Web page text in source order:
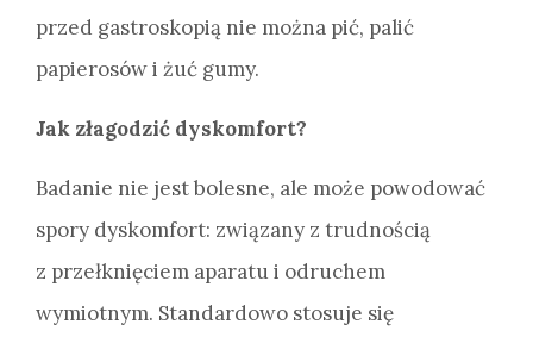
przed gastroskopią nie można pić, palić
papierosów i żuć gumy.
Jak złagodzić dyskomfort?
Badanie nie jest bolesne, ale może powodować
spory dyskomfort: związany z trudnością
z przełknięciem aparatu i odruchem
wymiotnym. Standardowo stosuje się